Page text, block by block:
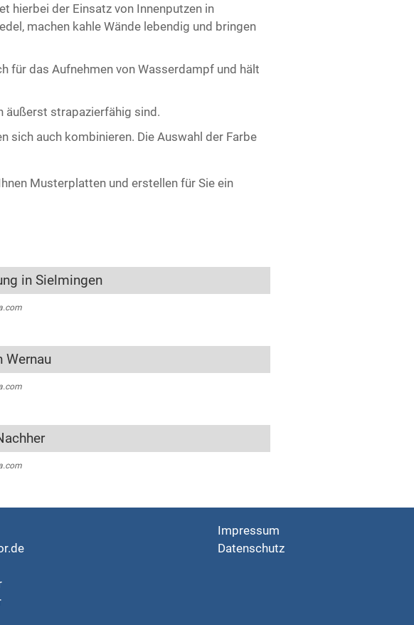
hierbei der Einsatz von Innenputzen in
machen kahle Wände lebendig und bringen
für das Aufnehmen von Wasserdampf und hält
äußerst strapazierfähig sind.
sich auch kombinieren. Die Auswahl der Farbe
Musterplatten und erstellen für Sie ein
in Sielmingen
Wernau
Impressum
Datenschutz